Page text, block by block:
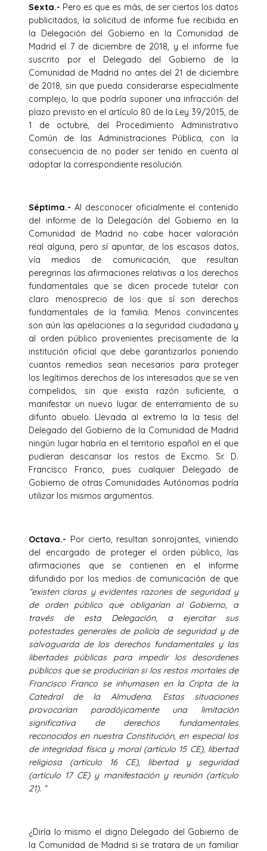
Sexta.- Pero es que es más, de ser ciertos los datos
publicitados, la solicitud de informe fue recibida en
la Delegación del Gobierno en la Comunidad de
Madrid el 7 de diciembre de 2018, y el informe fue
suscrito por el Delegado del Gobierno de la
Comunidad de Madrid no antes del 21 de diciembre
de 2018, sin que pueda considerarse especialmente
complejo, lo que podría suponer una infracción del
plazo previsto en el artículo 80 de la Ley 39/2015, de
1 de octubre, del Procedimiento Administrativo
Común de las Administraciones Pública, con la
consecuencia de no poder ser tenido en cuenta al
adoptar la correspondiente resolución.
Séptima.- Al desconocer oficialmente el contenido
del informe de la Delegación del Gobierno en la
Comunidad de Madrid no cabe hacer valoración
real alguna, pero sí apuntar, de los escasos datos,
vía medios de comunicación, que resultan
peregrinas las afirmaciones relativas a los derechos
fundamentales que se dicen procede tutelar con
claro menosprecio de los que sí son derechos
fundamentales de la familia. Menos convincentes
son aún las apelaciones a la seguridad ciudadana y
al orden público provenientes precisamente de la
institución oficial que debe garantizarlos poniendo
cuantos remedios sean necesarios para proteger
los legítimos derechos de los interesados que se ven
compelidos, sin que exista razón suficiente, a
manifestar un nuevo lugar de enterramiento de su
difunto abuelo. Llevada al extremo la la tesis del
Delegado del Gobierno de la Comunidad de Madrid
ningún lugar habría en el territorio español en el que
pudieran descansar los restos de Excmo. Sr. D.
Francisco Franco, pues cualquier Delegado de
Gobierno de otras Comunidades Autónomas podría
utilizar los mismos argumentos.
Octava.- Por cierto, resultan sonrojantes, viniendo
del encargado de proteger el orden público, las
afirmaciones que se contienen en el informe
difundido por los medios de comunicación de que
“existen claras y evidentes razones de seguridad y
de orden público que obligarían al Gobierno, a
través de esta Delegación, a ejercitar sus
potestades generales de policía de seguridad y de
salvaguarda de los derechos fundamentales y las
libertades públicas para impedir los desordenes
públicos que se producirían si los restos mortales de
Francisco Franco se inhumasen en la Cripta de la
Catedral de la Almudena. Estas situaciones
provocarían paradójicamente una limitación
significativa de derechos fundamentales
reconocidos en nuestra Constitución, en especial los
de integridad física y moral (artículo 15 CE), libertad
religiosa (artículo 16 CE), libertad y seguridad
(artículo 17 CE) y manifestación y reunión (artículo
21). “
¿Diría lo mismo el digno Delegado del Gobierno de
la Comunidad de Madrid si se tratara de un familiar